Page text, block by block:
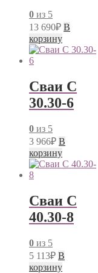
0 из 5
13 690₽ В
корзину
Сваи С
30.30-6
0 из 5
3 966₽ В
корзину
Сваи С
40.30-8
0 из 5
5 113₽ В
корзину